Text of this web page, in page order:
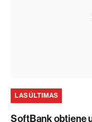
LAS ÚLTIMAS
SoftBank obtiene